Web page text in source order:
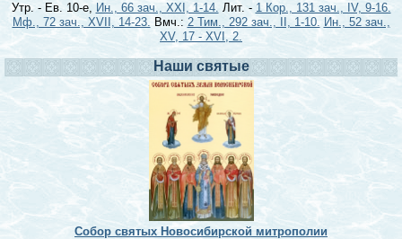
Утр. - Ев. 10-е, Ин., 66 зач., XXI, 1-14. Лит. - 1 Кор., 131 зач., IV, 9-16.
Мф., 72 зач., XVII, 14-23. Вмч.: 2 Тим., 292 зач., II, 1-10. Ин., 52 зач.,
XV, 17 - XVI, 2.
Наши святые
Собор святых Новосибирской митрополии